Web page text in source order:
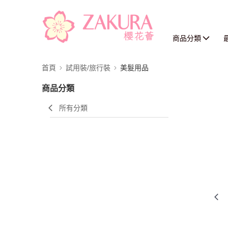
商品分類
首頁 試用裝/旅行裝 美髮用品
商品分類
所有分類